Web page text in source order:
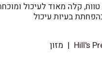
קלה מאוד לעיכול
בעיות עיכול
Hill's
| מזון